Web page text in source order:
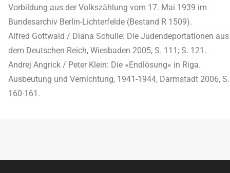
Vorbildung aus der Volkszählung vom 17. Mai 1939 im
Bundesarchiv Berlin-Lichterfelde (Bestand R 1509).
Alfred Gottwald / Diana Schulle: Die Judendeportationen aus
dem Deutschen Reich, Wiesbaden 2005, S. 111; S. 121.
Andrej Angrick / Peter Klein: Die »Endlösung« in Riga.
Ausbeutung und Vernichtung, 1941-1944, Darmstadt 2006, S.
160-161.